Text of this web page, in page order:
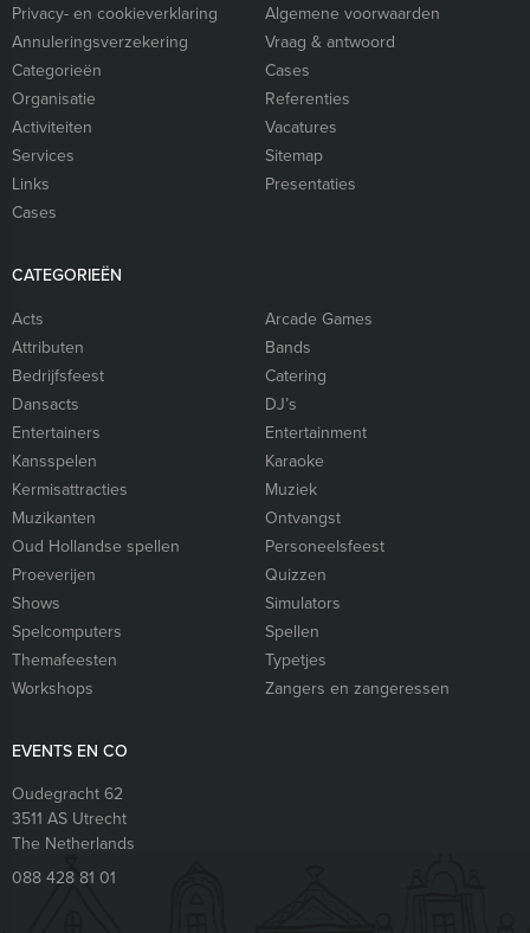
Privacy- en cookieverklaring
Algemene voorwaarden
Annuleringsverzekering
Vraag & antwoord
Categorieën
Cases
Organisatie
Referenties
Activiteiten
Vacatures
Services
Sitemap
Links
Presentaties
Cases
CATEGORIEËN
Acts
Arcade Games
Attributen
Bands
Bedrijfsfeest
Catering
Dansacts
DJ’s
Entertainers
Entertainment
Kansspelen
Karaoke
Kermisattracties
Muziek
Muzikanten
Ontvangst
Oud Hollandse spellen
Personeelsfeest
Proeverijen
Quizzen
Shows
Simulators
Spelcomputers
Spellen
Themafeesten
Typetjes
Workshops
Zangers en zangeressen
EVENTS EN CO
Oudegracht 62
3511 AS Utrecht
The Netherlands
088 428 81 01